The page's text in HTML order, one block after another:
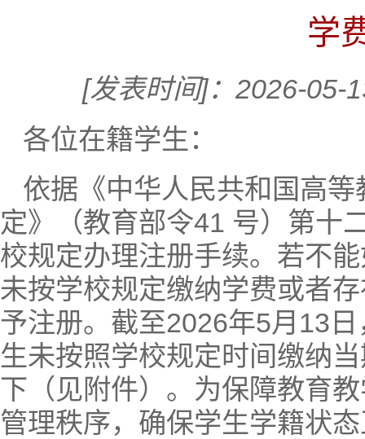
学
[发表时间]：2026-05-
各位在籍学生：
依据《中华人民共和国高
定》（教育部令41 号）第十
校规定办理注册手续。若不
未按学校规定缴纳学费或者
予注册。截至2026年5月13
生未按照学校规定时间缴纳
下（见附件）。为保障教育
管理秩序，确保学生学籍状